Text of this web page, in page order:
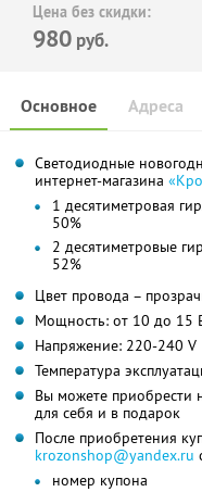
Цена без скидки:
980 руб.
Основное Адреса
Светодиодные
интернет-магазина
1 десятиметровая
50%
2 десятиметровые
52%
Цвет провода –
Мощность: от 10 до 15
Напряжение: 220-240 V
Температура
Вы можете приобрести
для себя и в подарок
После приобретения
krozonshop@yandex.ru
номер купона